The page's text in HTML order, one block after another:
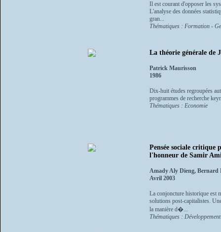
Il est courant d'opposer les
L'analyse des données
gran...
Thématiques : Formation -
La théorie générale de
Patrick Maurisson
1986
Dix-huit études regroupées
programmes de recherche
Thématiques : Economie
Pensée sociale
l'honneur de Samir
Amady Aly Dieng, Bernard
Avril 2003
La conjoncture historique est
solutions post-capitalistes.
la manière d�...
Thématiques :